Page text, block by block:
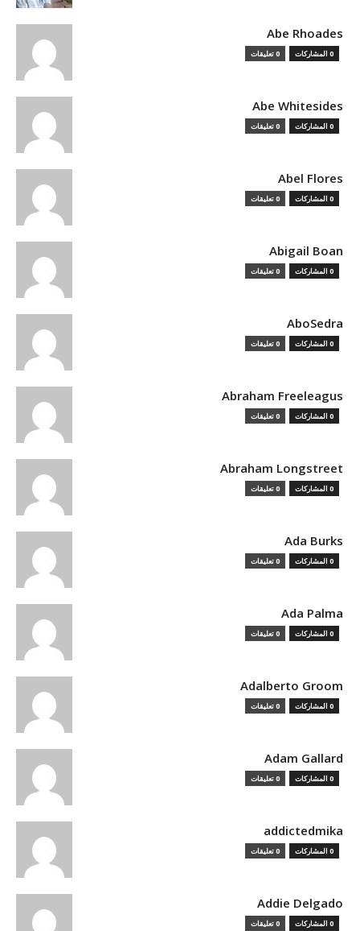
Abe Rhoades
0 المشاركات 0 تعليقات
Abe Whitesides
0 المشاركات 0 تعليقات
Abel Flores
0 المشاركات 0 تعليقات
Abigail Boan
0 المشاركات 0 تعليقات
AboSedra
0 المشاركات 0 تعليقات
Abraham Freeleagus
0 المشاركات 0 تعليقات
Abraham Longstreet
0 المشاركات 0 تعليقات
Ada Burks
0 المشاركات 0 تعليقات
Ada Palma
0 المشاركات 0 تعليقات
Adalberto Groom
0 المشاركات 0 تعليقات
Adam Gallard
0 المشاركات 0 تعليقات
addictedmika
0 المشاركات 0 تعليقات
Addie Delgado
0 المشاركات 0 تعليقات